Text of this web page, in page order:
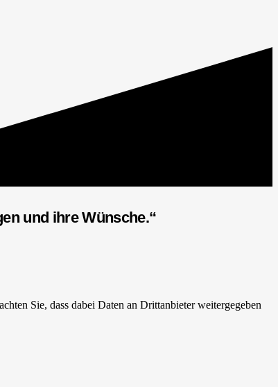
und ihre Wünsche.“
Sie, dass dabei Daten an Drittanbieter weitergegeben